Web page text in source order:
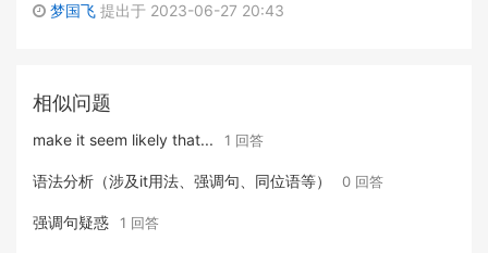
梦国飞 提出于 2023-06-27 20:43
相似问题
make it seem likely that... 1 回答
语法分析（涉及it用法、强调句、同位语等） 0 回答
强调句疑惑 1 回答